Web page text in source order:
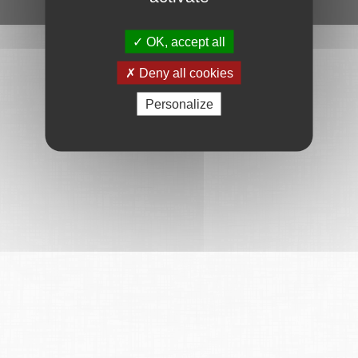
OK, accept all
Deny all cookies
Personalize
Ce service est proposé par